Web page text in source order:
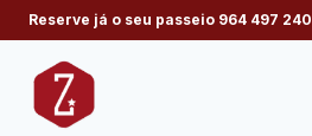
Skip
to
content
Reserve já o seu passeio 964 497 240